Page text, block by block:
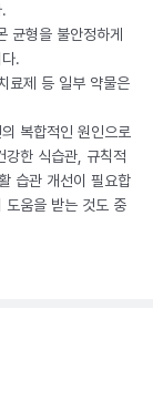
균형을 불안정하게
.
료제 등 일부 약물은
복합적인 원인으로
강한 식습관, 규칙적
습관 개선이 필요합
도움을 받는 것도 중